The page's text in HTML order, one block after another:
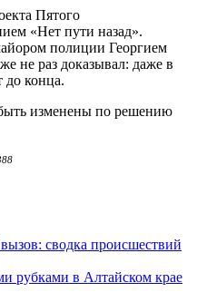
Пятого
«Нет пути назад».
полиции Георгием
не раз доказывал: даже в
до конца.
изменены по решению
сводка происшествий
рубками в Алтайском крае